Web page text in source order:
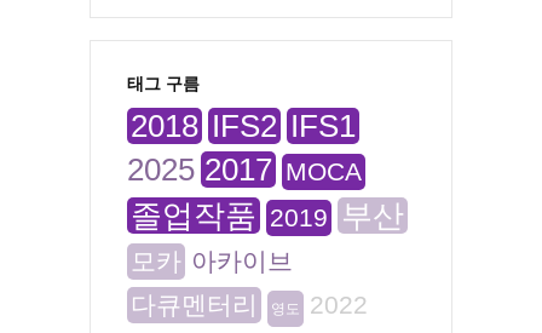
태그 구름
2018 IFS2 IFS1
2025 2017 MOCA
졸업작품 2019 부산
모카 아카이브
다큐멘터리
영도 2022